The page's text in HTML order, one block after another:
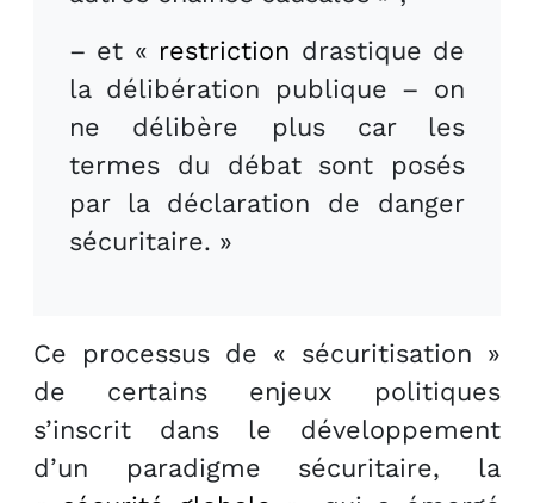
– et « restriction drastique de
la délibération publique – on
ne délibère plus car les
termes du débat sont posés
par la déclaration de danger
sécuritaire. »
Ce processus de « sécuritisation »
de certains enjeux politiques
s’inscrit dans le développement
d’un paradigme sécuritaire, la